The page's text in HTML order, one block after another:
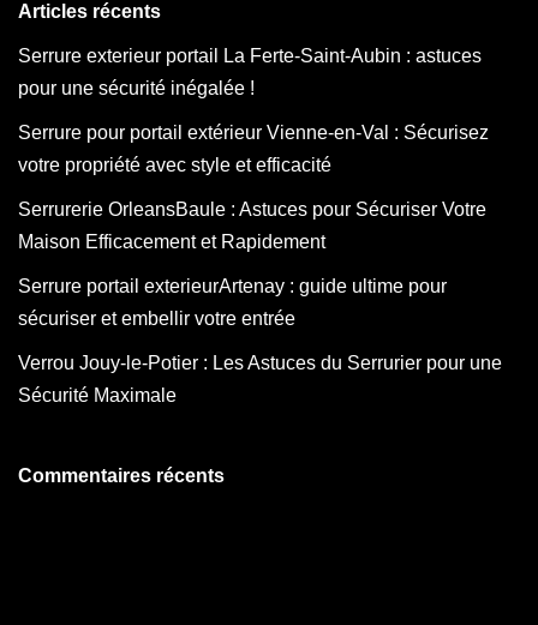
Articles récents
Serrure exterieur portail La Ferte-Saint-Aubin : astuces
pour une sécurité inégalée !
Serrure pour portail extérieur Vienne-en-Val : Sécurisez
votre propriété avec style et efficacité
Serrurerie OrleansBaule : Astuces pour Sécuriser Votre
Maison Efficacement et Rapidement
Serrure portail exterieurArtenay : guide ultime pour
sécuriser et embellir votre entrée
Verrou Jouy-le-Potier : Les Astuces du Serrurier pour une
Sécurité Maximale
Commentaires récents